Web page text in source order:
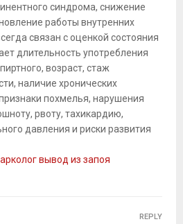
синдрома, снижение
работы внутренних
связан с оценкой состояния
длительность употребления
возраст, стаж
наличие хронических
похмелья, нарушения
рвоту, тахикардию,
давления и риски развития
вывод из запоя
REPLY